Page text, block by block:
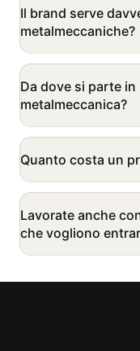
Il brand serve
metalmeccaniche?
Da dove si parte
metalmeccanica?
Quanto costa un
Lavorate anche
che vogliono